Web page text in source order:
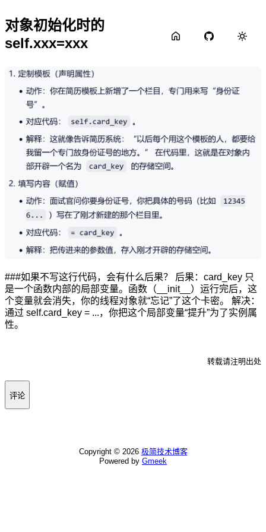
对象初始化时的
self.xxx=xxx
###如果不写这行代码，会有什么后果？ 后果：card_key 只
是一个函数内部的局部变量。函数（__init__）运行完后，这
个变量就会消失，你的线程对象就“忘记”了这个卡密。 解决：
通过 self.card_key = ...，你把这个局部变量“提升”为了实例属
性。
转载请注明出处
评论
Copyright © 2026 极简技术博客
Powered by Gmeek